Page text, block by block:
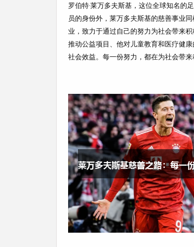
罗伯特·莱万多夫斯基，这位全球知名的
员的身份外，莱万多夫斯基的慈善事业
业，致力于通过自己的努力为社会带来
推动公益项目、他对儿童教育和医疗健
社会效益。每一份努力，都在为社会带来